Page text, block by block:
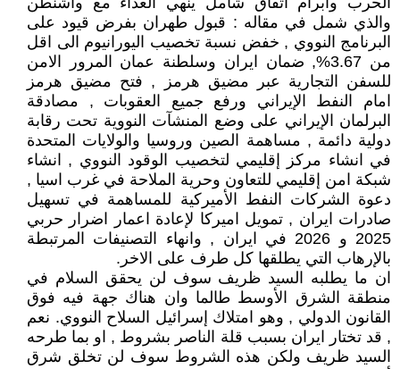
والذي شمل في مقاله : قبول طهران بفرض قيود على
البرنامج النووي , خفض نسبة تخصيب اليورانيوم الى اقل
من 3.67%, ضمان ايران وسلطنة عمان المرور الامن
للسفن التجارية عبر مضيق هرمز , فتح مضيق هرمز
امام النفط الإيراني ورفع جميع العقوبات , مصادقة
البرلمان الإيراني على وضع المنشآت النووية تحت رقابة
دولية دائمة , مساهمة الصين وروسيا والولايات المتحدة
في انشاء مركز إقليمي لتخصيب الوقود النووي , انشاء
شبكة امن إقليمي للتعاون وحرية الملاحة في غرب اسيا ,
دعوة الشركات النفط الأميركية للمساهمة في تسهيل
صادرات ايران , تمويل اميركا لإعادة اعمار اضرار حربي
2025 و 2026 في ايران , وانهاء التصنيفات المرتبطة
بالإرهاب التي يطلقها كل طرف على الاخر.
ان ما يطلبه السيد ظريف سوف لن يحقق السلام في
منطقة الشرق الأوسط طالما وان هناك جهة فيه فوق
القانون الدولي , وهو امتلاك إسرائيل السلاح النووي. نعم
, قد تختار ايران بسبب قلة الناصر بشروط , او بما طرحه
السيد ظريف ولكن هذه الشروط سوف لن تخلق شرق